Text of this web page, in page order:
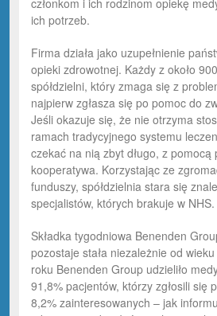
członkom i ich rodzinom opiekę
ich potrzeb.
Firma działa jako uzupełnienie
opieki zdrowotnej. Każdy z około
spółdzielni, który zmaga się z
najpierw zgłasza się po pomoc do
Jeśli okazuje się, że nie otrzyma
ramach tradycyjnego systemu
czekać na nią zbyt długo, z pomocą
kooperatywa. Korzystając ze
funduszy, spółdzielnia stara się
specjalistów, których brakuje w NHS.
Składka tygodniowa Benenden
pozostaje stała niezależnie od
roku Benenden Group udzieliło
91,8% pacjentów, którzy zgłosili się
8,2% zainteresowanych – jak